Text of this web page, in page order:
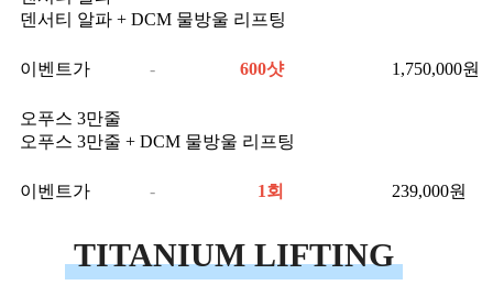
덴서티 알파 + DCM 물방울 리프팅
이벤트가 - 600샷 1,750,000원
오푸스 3만줄
오푸스 3만줄 + DCM 물방울 리프팅
이벤트가 - 1회 239,000원
TITANIUM LIFTING